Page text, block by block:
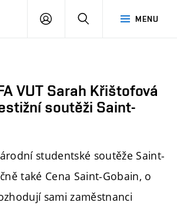
MENU
PŘIHLÁSIT
VUT Sarah Křištofová
soutěži Saint-
studentské soutěže Saint-
také Cena Saint-Gobain, o
sami zaměstnanci